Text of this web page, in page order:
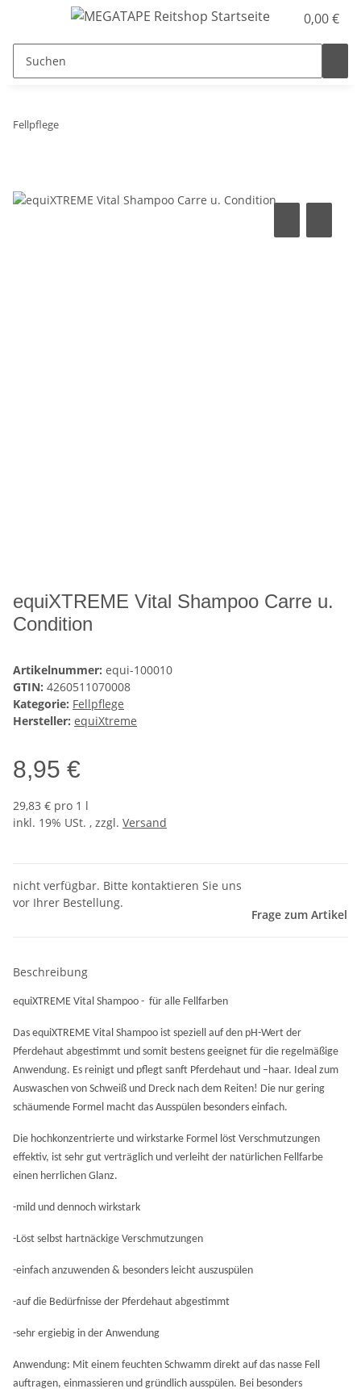
0,00 €
Fellpflege
equiXTREME Vital Shampoo Carre u.
Condition
Artikelnummer: equi-100010
GTIN: 4260511070008
Kategorie: Fellpflege
Hersteller: equiXtreme
8,95 €
29,83 € pro 1 l
inkl. 19% USt. , zzgl. Versand
nicht verfügbar. Bitte kontaktieren Sie uns
vor Ihrer Bestellung.
Frage zum Artikel
Beschreibung
equiXTREME Vital Shampoo - für alle Fellfarben
Das equiXTREME Vital Shampoo ist speziell auf den pH-Wert der
Pferdehaut abgestimmt und somit bestens geeignet für die regelmäßige
Anwendung. Es reinigt und pflegt sanft Pferdehaut und –haar. Ideal zum
Auswaschen von Schweiß und Dreck nach dem Reiten! Die nur gering
schäumende Formel macht das Ausspülen besonders einfach.
Die hochkonzentrierte und wirkstarke Formel löst Verschmutzungen
effektiv, ist sehr gut verträglich und verleiht der natürlichen Fellfarbe
einen herrlichen Glanz.
-mild und dennoch wirkstark
-Löst selbst hartnäckige Verschmutzungen
-einfach anzuwenden & besonders leicht auszuspülen
-auf die Bedürfnisse der Pferdehaut abgestimmt
-sehr ergiebig in der Anwendung
Anwendung: Mit einem feuchten Schwamm direkt auf das nasse Fell
auftragen, einmassieren und gründlich ausspülen. Bei besonders